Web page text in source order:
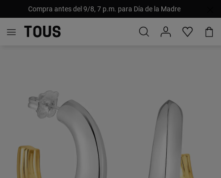
Compra antes del 9/8, 7 p.m. para Día de la Madre